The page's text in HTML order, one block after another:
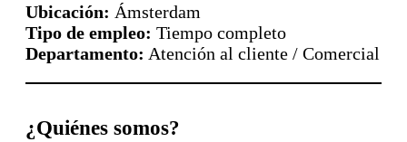
Ubicación: Ámsterdam
Tipo de empleo: Tiempo completo
Departamento: Atención al cliente / Comercial
¿Quiénes somos?